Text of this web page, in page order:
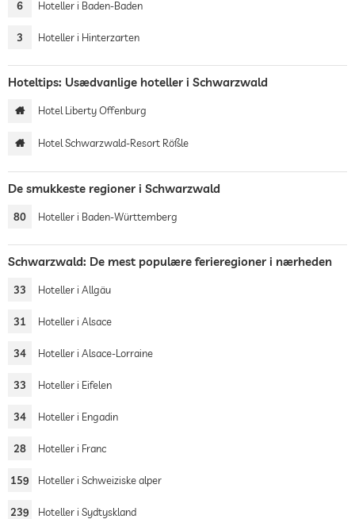
6 Hoteller i Baden-Baden
3 Hoteller i Hinterzarten
Hoteltips: Usædvanlige hoteller i Schwarzwald
Hotel Liberty Offenburg
Hotel Schwarzwald-Resort Rößle
De smukkeste regioner i Schwarzwald
80 Hoteller i Baden-Württemberg
Schwarzwald: De mest populære ferieregioner i nærheden
33 Hoteller i Allgäu
31 Hoteller i Alsace
34 Hoteller i Alsace-Lorraine
33 Hoteller i Eifelen
34 Hoteller i Engadin
28 Hoteller i Franc
159 Hoteller i Schweiziske alper
239 Hoteller i Sydtyskland